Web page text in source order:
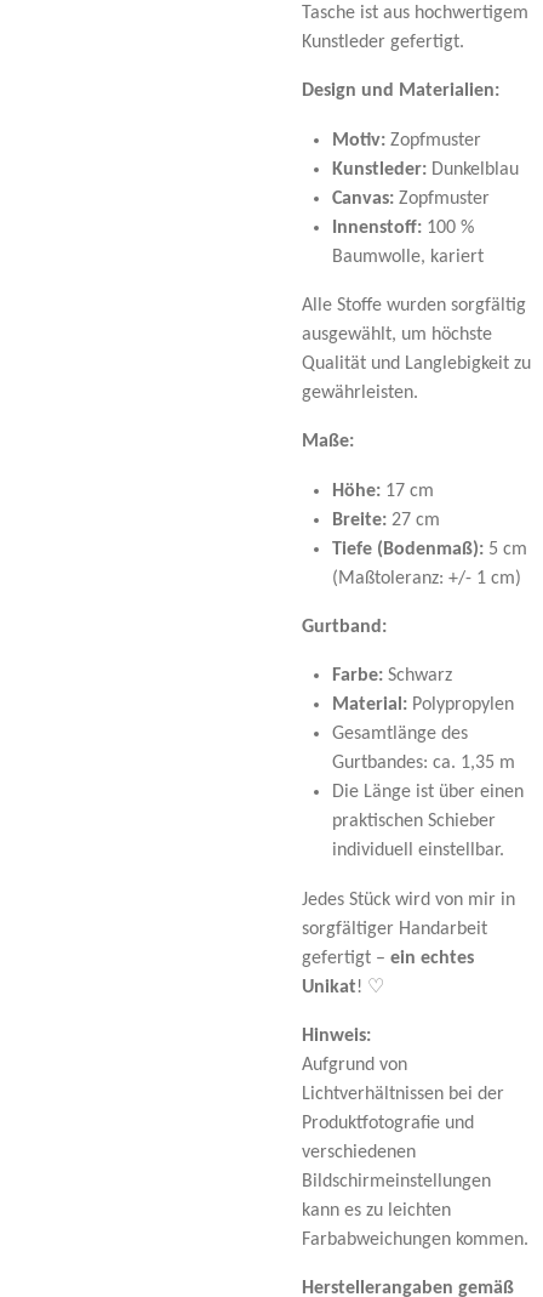
Tasche ist aus hochwertigem
Kunstleder gefertigt.
Design und Materialien:
Motiv:Zopfmuster
Kunstleder:Dunkelblau
Canvas:Zopfmuster
Innenstoff:100 %
Baumwolle, kariert
Alle Stoffe wurden sorgfältig
ausgewählt, um höchste
Qualität und Langlebigkeit zu
gewährleisten.
Maße:
Höhe:17 cm
Breite:27 cm
Tiefe (Bodenmaß):5 cm
(Maßtoleranz: +/- 1 cm)
Gurtband:
Farbe:Schwarz
Material:Polypropylen
Gesamtlänge des
Gurtbandes: ca. 1,35 m
Die Länge ist über einen
praktischen Schieber
individuell einstellbar.
Jedes Stück wird von mir in
sorgfältiger Handarbeit
gefertigt – ein echtes
Unikat! ♡
Hinweis:
Aufgrund von
Lichtverhältnissen bei der
Produktfotografie und
verschiedenen
Bildschirmeinstellungen
kann es zu leichten
Farbabweichungen kommen.
Herstellerangaben gemäß